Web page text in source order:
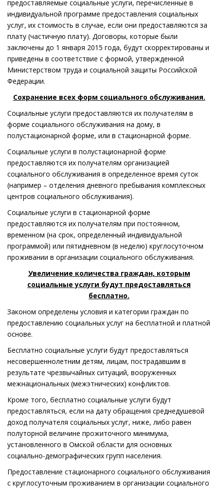
предоставляемые социальные услуги, перечисленные в
индивидуальной программе предоставления социальных
услуг, их стоимость в случае, если они предоставляются за
плату (частичную плату). Договоры, которые были
заключены до 1 января 2015 года, будут скорректированы и
приведены в соответствие с формой, утвержденной
Министерством труда и социальной защиты Российской
Федерации.
Сохранение всех форм социального обслуживания.
Социальные услуги предоставляются их получателям в
форме социального обслуживания на дому, в
полустационарной форме, или в стационарной форме.
Социальные услуги в полустационарной форме
предоставляются их получателям организацией
социального обслуживания в определенное время суток
(например – отделения дневного пребывания комплексных
центров социального обслуживания).
Социальные услуги в стационарной форме
предоставляются их получателям при постоянном,
временном (на срок, определенный индивидуальной
программой) или пятидневном (в неделю) круглосуточном
проживании в организации социального обслуживания.
Увеличение количества граждан, которым
социальные услуги будут предоставляться
бесплатно.
Законом определены условия и категории граждан по
предоставлению социальных услуг на бесплатной и платной
основе.
Бесплатно социальные услуги будут предоставляться
несовершеннолетним детям, лицам, пострадавшим в
результате чрезвычайных ситуаций, вооруженных
межнациональных (межэтнических) конфликтов.
Кроме того, бесплатно социальные услуги будут
предоставляться, если на дату обращения среднедушевой
доход получателя социальных услуг, ниже, либо равен
полуторной величине прожиточного минимума,
установленного в Омской области для основных
социально-демографических групп населения.
Предоставление стационарного социального обслуживания
с круглосуточным проживанием в организации социального